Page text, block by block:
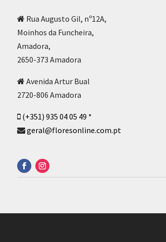
Rua Augusto Gil, nº12A,
Moinhos da Funcheira,
Amadora,
2650-373 Amadora
Avenida Artur Bual
2720-806 Amadora
(+351) 935 04 05 49 *
geral@floresonline.com.pt